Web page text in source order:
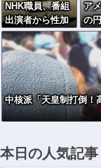
NHK職員、番組
出演者から性加
害→PTSD発
症…訴えても放
置されていた模
様
ア
の
ね
に
し
中核派「天皇制打倒！
本日の人気記事